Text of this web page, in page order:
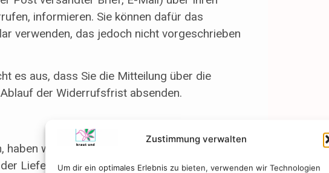
Zustimmung verwalten
Um dir ein optimales Erlebnis zu bieten, verwenden wir Technologien
informieren. Sie können dafür das
verwenden, das jedoch nicht vorgeschrieben
es aus, dass Sie die Mitteilung über die
der Widerrufsfrist absenden.
wir Ihnen alle Zahlungen, die wir von
Lieferkosten (mit Ausnahme der zusätzlichen